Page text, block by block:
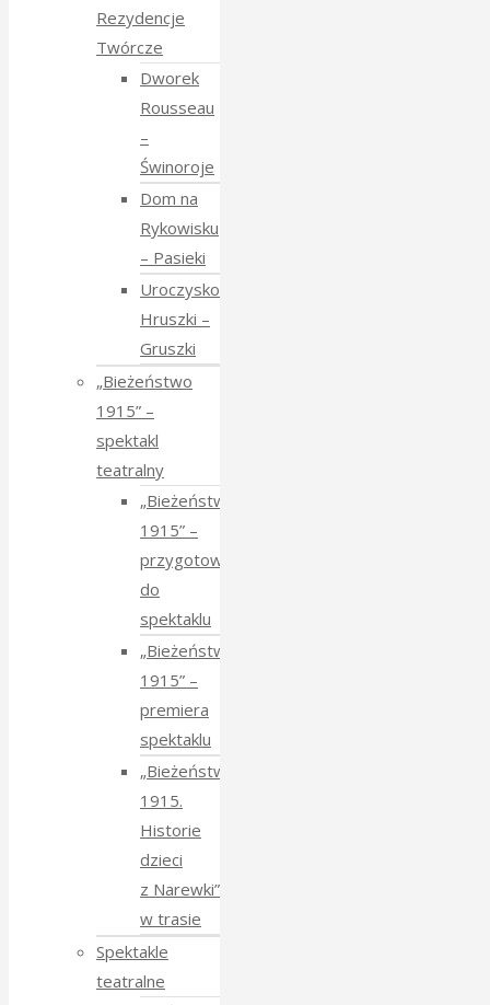
Rezydencje
Twórcze
Dworek
Rousseau
–
Świnoroje
Dom na
Rykowisku
– Pasieki
Uroczysko
Hruszki –
Gruszki
„Bieżeństwo
1915” –
spektakl
teatralny
„Bieżeństwo
1915” –
przygotowania
do
spektaklu
„Bieżeństwo
1915” –
premiera
spektaklu
„Bieżeństwo
1915.
Historie
dzieci
z Narewki”
w trasie
Spektakle
teatralne